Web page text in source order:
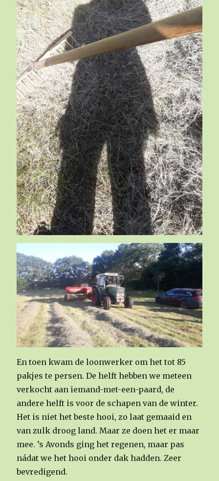
En toen kwam de loonwerker om het tot 85
pakjes te persen. De helft hebben we meteen
verkocht aan iemand-met-een-paard, de
andere helft is voor de schapen van de winter.
Het is niet het beste hooi, zo laat gemaaid en
van zulk droog land. Maar ze doen het er maar
mee. ’s Avonds ging het regenen, maar pas
nádat we het hooi onder dak hadden. Zeer
bevredigend.